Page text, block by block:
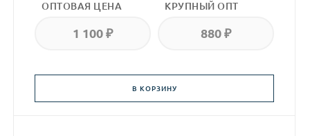
ОПТОВАЯ ЦЕНА
1 100 ₽
КРУПНЫЙ ОПТ
880 ₽
В КОРЗИНУ